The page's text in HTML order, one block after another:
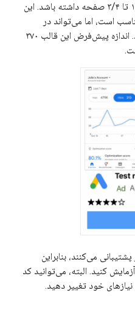
قالب متوسط ​​قرار است نمایی بین ۱/۲ تا ۳/۴ صفحه داشته باشد. این
اما می‌تواند در
نیز گنجانده شود. اندازه پیش‌فرض این قالب ۳۷۰
می‌کنند، بنابراین
کنید. البته، می‌توانید کد